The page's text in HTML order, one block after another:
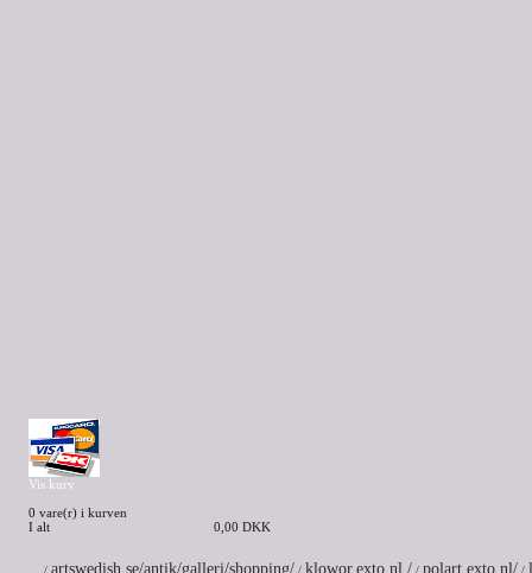
Vis kurv
0 vare(r) i kurven
I alt
0,00 DKK
/ artswedish.se/antik/galleri/shopping/ / klowor.exto.nl./ / polart.exto.nl/ /